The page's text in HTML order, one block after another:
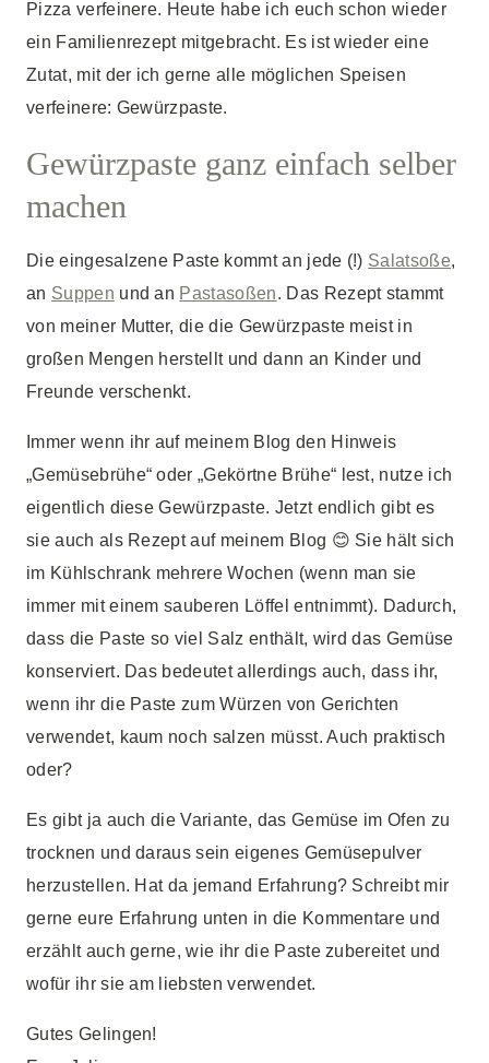
Pizza verfeinere. Heute habe ich euch schon wieder
ein Familienrezept mitgebracht. Es ist wieder eine
Zutat, mit der ich gerne alle möglichen Speisen
verfeinere: Gewürzpaste.
Gewürzpaste ganz einfach selber
machen
Die eingesalzene Paste kommt an jede (!) Salatsoße,
an Suppen und an Pastasoßen. Das Rezept stammt
von meiner Mutter, die die Gewürzpaste meist in
großen Mengen herstellt und dann an Kinder und
Freunde verschenkt.
Immer wenn ihr auf meinem Blog den Hinweis
„Gemüsebrühe“ oder „Gekörtne Brühe“ lest, nutze ich
eigentlich diese Gewürzpaste. Jetzt endlich gibt es
sie auch als Rezept auf meinem Blog 😊 Sie hält sich
im Kühlschrank mehrere Wochen (wenn man sie
immer mit einem sauberen Löffel entnimmt). Dadurch,
dass die Paste so viel Salz enthält, wird das Gemüse
konserviert. Das bedeutet allerdings auch, dass ihr,
wenn ihr die Paste zum Würzen von Gerichten
verwendet, kaum noch salzen müsst. Auch praktisch
oder?
Es gibt ja auch die Variante, das Gemüse im Ofen zu
trocknen und daraus sein eigenes Gemüsepulver
herzustellen. Hat da jemand Erfahrung? Schreibt mir
gerne eure Erfahrung unten in die Kommentare und
erzählt auch gerne, wie ihr die Paste zubereitet und
wofür ihr sie am liebsten verwendet.
Gutes Gelingen!